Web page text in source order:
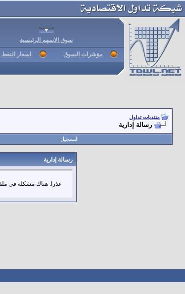
سوق الاسهم الرئيسية
مؤشرات السوق اسعار النفط
منتديات تداول
رسالة إدارية
التسجيل
رسالة إدارية
عذرا. هناك مشكلة فى